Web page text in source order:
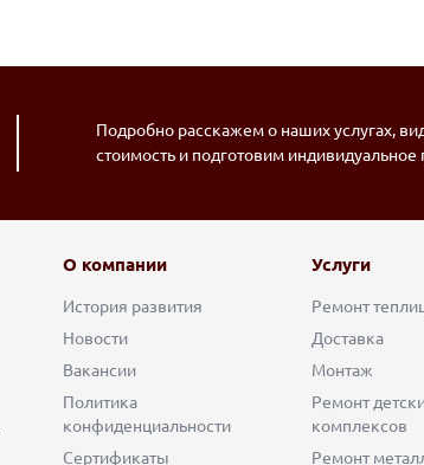
Подробно расскажем о наших услугах,
стоимость и подготовим
О компании
История развития
Новости
Вакансии
Политика
конфиденциальности
Сертификаты
Услуги
Ремонт
Доставка
Монтаж
Ремонт
комплексов
Ремонт